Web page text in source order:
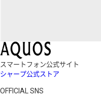
スマートフォン公式サイト
シャープ公式ストア
OFFICIAL SNS